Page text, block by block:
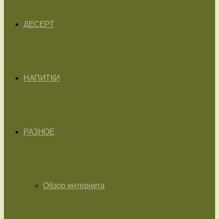
ДЕСЕРТ
НАПИТКИ
РАЗНОЕ
Обзор интернета